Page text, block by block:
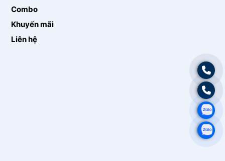
Combo
Khuyến mãi
Liên hệ